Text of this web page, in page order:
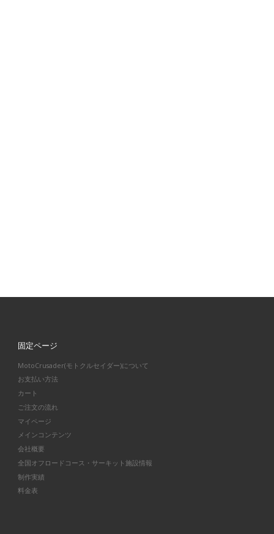
固定ページ
MotoCrusader(モトクルセイダー)について
お支払い方法
カート
ご注文の流れ
マイページ
メインコンテンツ
会社概要
全国オフロードコース・サーキット施設情報
制作実績
料金表